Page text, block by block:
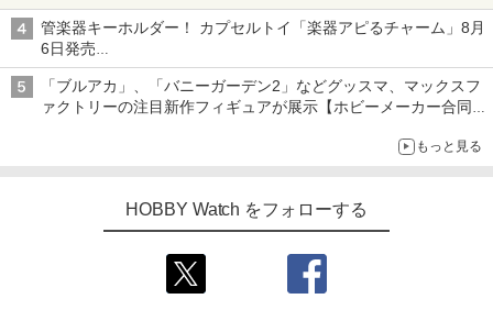
子どもが楽しめるかっぱ寿司ならではの体験とコラボの楽しさを
追求
管楽器キーホルダー！ カプセルトイ「楽器アピるチャーム」8月
6日発売
チューバ、テナサクなど5種各3色
「ブルアカ」、「バニーガーデン2」などグッスマ、マックスフ
ァクトリーの注目新作フィギュアが展示【ホビーメーカー合同展
もっと見る
HOBBY Watch をフォローする